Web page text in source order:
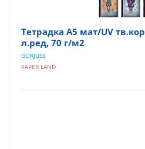
Тетрадка А5 мат/UV
л.ред, 70 г/м2
GORJUSS
PAPER LAND